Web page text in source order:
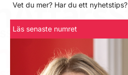
Vet du mer? Har du ett
Läs senaste numret